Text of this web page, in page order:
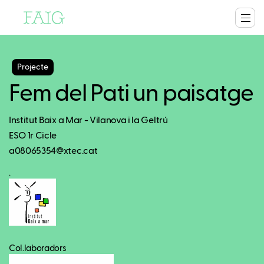
Projecte
Fem del Pati un paisatge
Institut Baix a Mar - Vilanova i la Geltrú
ESO 1r Cicle
a08065354@xtec.cat
.
Col.laboradors